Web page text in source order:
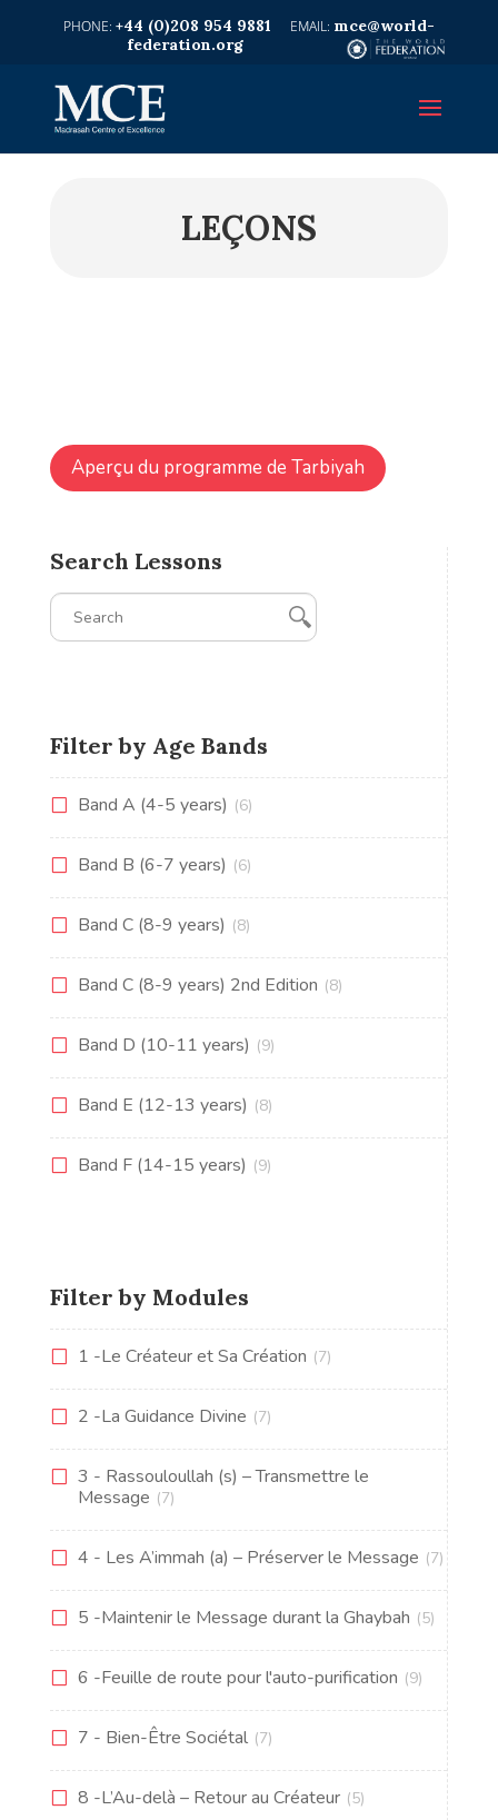
+44 (0)208 954 9881
mce@world-
federation.org
LEÇONS
Aperçu du programme de Tarbiyah
Search Lessons
Filter by Age Bands
Band A (4-5 years) (6)
Band B (6-7 years) (6)
Band C (8-9 years) (8)
Band C (8-9 years) 2nd Edition (8)
Band D (10-11 years) (9)
Band E (12-13 years) (8)
Band F (14-15 years) (9)
Filter by Modules
1 -Le Créateur et Sa Création (7)
2 -La Guidance Divine (7)
3 - Rassouloullah (s) – Transmettre le
Message (7)
4 - Les A’immah (a) – Préserver le Message (7)
5 -Maintenir le Message durant la Ghaybah (5)
6 -Feuille de route pour l'auto-purification (9)
7 - Bien-Être Sociétal (7)
8 -L’Au-delà – Retour au Créateur (5)